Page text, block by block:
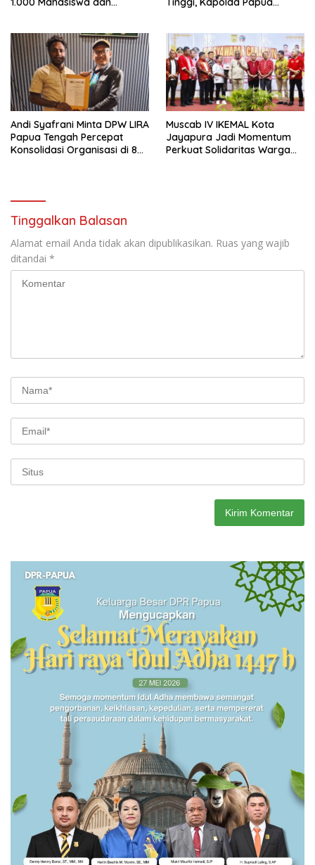
Andi Syafrani Minta DPW LIRA
Papua Tengah Percepat
Konsolidasi Organisasi di 8
Muscab IV IKEMAL Kota
Jayapura Jadi Momentum
Perkuat Solidaritas Warga
Tinggalkan Balasan
Alamat email Anda tidak akan dipublikasikan. Ruas yang wajib
ditandai *